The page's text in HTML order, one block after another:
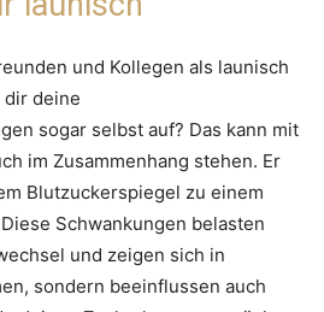
und Kollegen als launisch
deine
sogar selbst auf? Das kann mit
im Zusammenhang stehen. Er
Blutzuckerspiegel zu einem
Schwankungen belasten
und zeigen sich in
sondern beeinflussen auch